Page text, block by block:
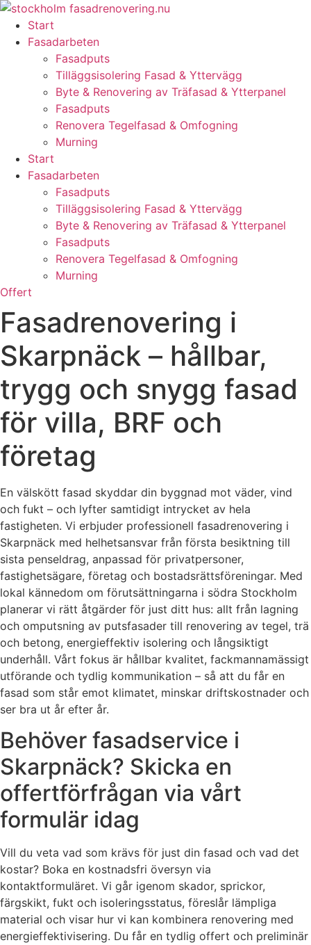
Skip
content
Start
Fasadarbeten
Fasadputs
Tilläggsisolering Fasad & Yttervägg
Byte & Renovering av Träfasad & Ytterpanel
Fasadputs
Renovera Tegelfasad & Omfogning
Murning
Start
Fasadarbeten
Fasadputs
Tilläggsisolering Fasad & Yttervägg
Byte & Renovering av Träfasad & Ytterpanel
Fasadputs
Renovera Tegelfasad & Omfogning
Murning
Offert
Fasadrenovering i
Skarpnäck – hållbar,
trygg och snygg fasad
för villa, BRF och
företag
En välskött fasad skyddar din byggnad mot väder, vind
och fukt – och lyfter samtidigt intrycket av hela
fastigheten. Vi erbjuder professionell fasadrenovering i
Skarpnäck med helhetsansvar från första besiktning till
sista penseldrag, anpassad för privatpersoner,
fastighetsägare, företag och bostadsrättsföreningar. Med
lokal kännedom om förutsättningarna i södra Stockholm
planerar vi rätt åtgärder för just ditt hus: allt från lagning
och omputsning av putsfasader till renovering av tegel, trä
och betong, energieffektiv isolering och långsiktigt
underhåll. Vårt fokus är hållbar kvalitet, fackmannamässigt
utförande och tydlig kommunikation – så att du får en
fasad som står emot klimatet, minskar driftskostnader och
ser bra ut år efter år.
Behöver fasadservice i
Skarpnäck? Skicka en
offertförfrågan via vårt
formulär idag
Vill du veta vad som krävs för just din fasad och vad det
kostar? Boka en kostnadsfri översyn via
kontaktformuläret. Vi går igenom skador, sprickor,
färgskikt, fukt och isoleringsstatus, föreslår lämpliga
material och visar hur vi kan kombinera renovering med
energieffektivisering. Du får en tydlig offert och preliminär